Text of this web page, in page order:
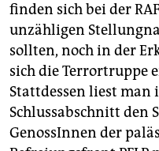
finden sich bei der
unzähligen
sollten, noch in der
sich die Terrortruppe
Stattdessen liest man
Schlussabschnitt den
GenossInnen der